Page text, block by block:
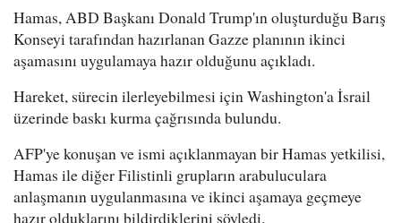
Hamas, ABD Başkanı Donald Trump'ın oluşturduğu Barış
Konseyi tarafından hazırlanan Gazze planının ikinci
aşamasını uygulamaya hazır olduğunu açıkladı.
Hareket, sürecin ilerleyebilmesi için Washington'a İsrail
üzerinde baskı kurma çağrısında bulundu.
AFP'ye konuşan ve ismi açıklanmayan bir Hamas yetkilisi,
Hamas ile diğer Filistinli grupların arabuluculara
anlaşmanın uygulanmasına ve ikinci aşamaya geçmeye
hazır olduklarını bildirdiklerini söyledi.